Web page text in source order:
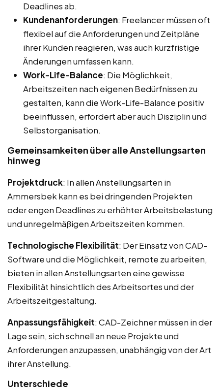
Deadlines ab.
Kundenanforderungen: Freelancer müssen oft
flexibel auf die Anforderungen und Zeitpläne
ihrer Kunden reagieren, was auch kurzfristige
Änderungen umfassen kann.
Work-Life-Balance: Die Möglichkeit,
Arbeitszeiten nach eigenen Bedürfnissen zu
gestalten, kann die Work-Life-Balance positiv
beeinflussen, erfordert aber auch Disziplin und
Selbstorganisation.
Gemeinsamkeiten über alle Anstellungsarten
hinweg
Projektdruck: In allen Anstellungsarten in
Ammersbek kann es bei dringenden Projekten
oder engen Deadlines zu erhöhter Arbeitsbelastung
und unregelmäßigen Arbeitszeiten kommen.
Technologische Flexibilität: Der Einsatz von CAD-
Software und die Möglichkeit, remote zu arbeiten,
bieten in allen Anstellungsarten eine gewisse
Flexibilität hinsichtlich des Arbeitsortes und der
Arbeitszeitgestaltung.
Anpassungsfähigkeit: CAD-Zeichner müssen in der
Lage sein, sich schnell an neue Projekte und
Anforderungen anzupassen, unabhängig von der Art
ihrer Anstellung.
Unterschiede